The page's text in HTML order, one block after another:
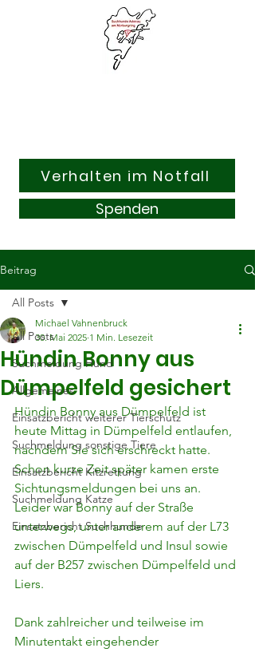
Verhalten im Notfall
Spenden
Beitrag
All Posts
Suchmeldung Hund
Allgemeines
Einsatzbericht weiterer Tierschutz
Suchmeldung sonstige Tiere
Einsatzbericht Kitzrettung
Suchmeldung Katze
Einsatzbericht Suchhunde
All Posts
Hündin Bonny aus
Dümpelfeld gesichert
Michael Vahnenbruck
30. Mai 2025 1 Min. Lesezeit
Hündin Bonny aus Dümpelfeld ist
heute Mittag in Dümpelfeld entlaufen,
nachdem Sie sich erschreckt hatte.
Schon kurze Zeit später kamen erste
Sichtungsmeldungen bei uns an.
Leider war Bonny auf der Straße
unterwegs, unter anderem auf der L73
zwischen Dümpelfeld und Insul sowie
auf der B257 zwischen Dümpelfeld und
Liers.
Dank zahlreicher und teilweise im
Minutentakt eingehender